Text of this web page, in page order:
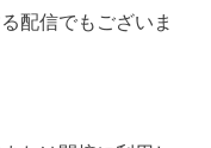
配信でもございま